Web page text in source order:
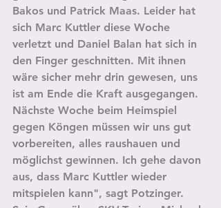
Bakos und Patrick Maas. Leider hat
sich Marc Kuttler diese Woche
verletzt und Daniel Balan hat sich in
den Finger geschnitten. Mit ihnen
wäre sicher mehr drin gewesen, uns
ist am Ende die Kraft ausgegangen.
Nächste Woche beim Heimspiel
gegen Köngen müssen wir uns gut
vorbereiten, alles raushauen und
möglichst gewinnen. Ich gehe davon
aus, dass Marc Kuttler wieder
mitspielen kann", sagt Potzinger.